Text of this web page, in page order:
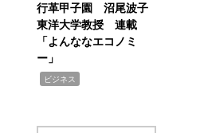
行革甲子園 沼尾波子
東洋大学教授 連載
「よんななエコノミ
ー」
ビジネス